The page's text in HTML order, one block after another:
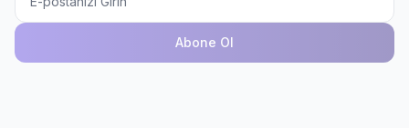
Abone Ol